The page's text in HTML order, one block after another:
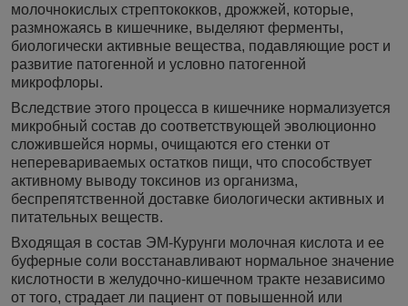
молочнокислых стрептококков, дрожжей, которые,
размножаясь в кишечнике, выделяют ферменты,
биологически активные вещества, подавляющие рост и
развитие патогенной и условно патогенной
микрофлоры.
Вследствие этого процесса в кишечнике нормализуется
микробный состав до соответствующей эволюционно
сложившейся нормы, очищаются его стенки от
неперевариваемых остатков пищи, что способствует
активному выводу токсинов из организма,
беспрепятственной доставке биологически активных и
питательных веществ.
Входящая в состав ЭМ-Курунги молочная кислота и ее
буферные соли восстанавливают нормальное значение
кислотности в желудочно-кишечном тракте независимо
от того, страдает ли пациент от повышенной или